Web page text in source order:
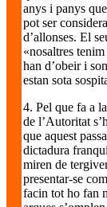
anys i panys
pot ser
d’allonses. El
«nosaltres
han d’obeir i
estan sota
4. Pel que fa a
de l’Autoritat
que aquest
dictadura
miren de
presentar-se
facin tot ho fan